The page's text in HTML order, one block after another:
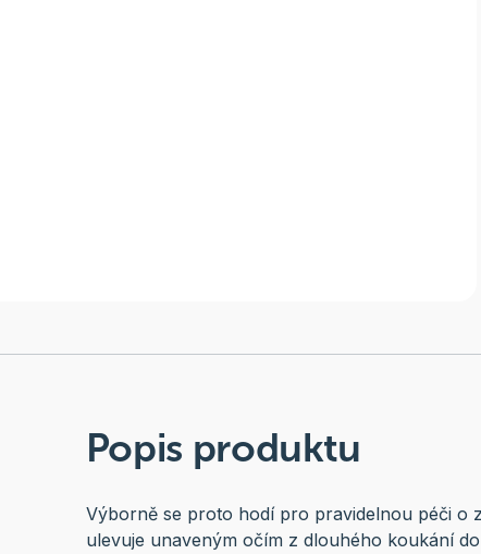
Popis produktu
Výborně se proto hodí pro pravidelnou péči o
ulevuje unaveným očím z dlouhého koukání